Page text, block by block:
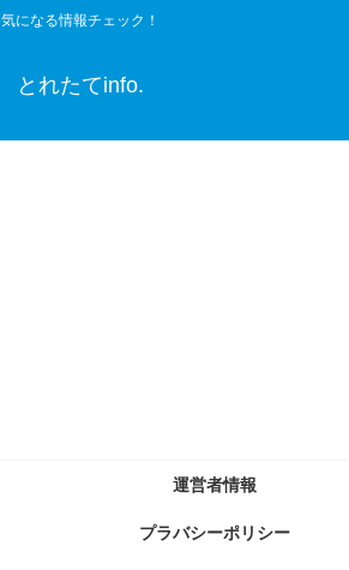
気になる情報チェック！
とれたてinfo.
運営者情報
プラバシーポリシー